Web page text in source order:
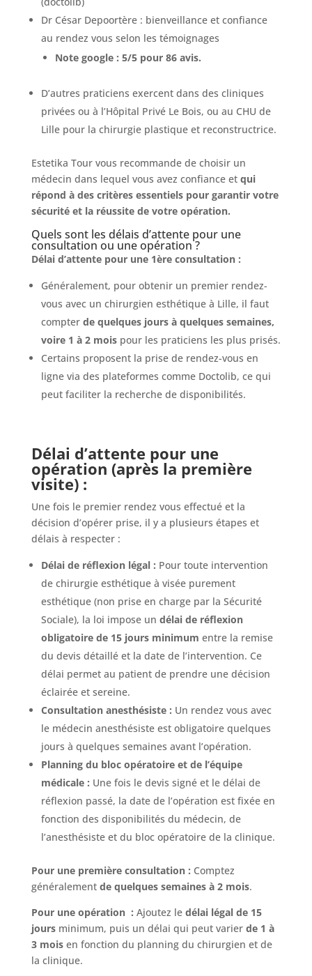
Dr César Depoortère : bienveillance et confiance
au rendez vous selon les témoignages
Note google : 5/5 pour 86 avis.
D’autres praticiens exercent dans des cliniques
privées ou à l’Hôpital Privé Le Bois, ou au CHU de
Lille pour la chirurgie plastique et reconstructrice.
Estetika Tour vous recommande de choisir un
médecin dans lequel vous avez confiance et qui
répond à des critères essentiels pour garantir votre
sécurité et la réussite de votre opération.
Quels sont les délais d’attente pour une
consultation ou une opération ?
Délai d’attente pour une 1ère consultation :
Généralement, pour obtenir un premier rendez-
vous avec un chirurgien esthétique à Lille, il faut
compter de quelques jours à quelques semaines,
voire 1 à 2 moispour les praticiens les plus prisés.
Certains proposent la prise de rendez-vous en
ligne via des plateformes comme Doctolib, ce qui
peut faciliter la recherche de disponibilités.
Délai d’attente pour une
opération (après la première
visite) :
Une fois le premier rendez vous effectué et la
décision d’opérer prise, il y a plusieurs étapes et
délais à respecter :
Délai de réflexion légal : Pour toute intervention
de chirurgie esthétique à visée purement
esthétique (non prise en charge par la Sécurité
Sociale), la loi impose un délai de réflexion
obligatoire de 15 jours minimum entre la remise
du devis détaillé et la date de l’intervention. Ce
délai permet au patient de prendre une décision
éclairée et sereine.
Consultation anesthésiste : Un rendez vous avec
le médecin anesthésiste est obligatoire quelques
jours à quelques semaines avant l’opération.
Planning du bloc opératoire et de l’équipe
médicale : Une fois le devis signé et le délai de
réflexion passé, la date de l’opération est fixée en
fonction des disponibilités du médecin, de
l’anesthésiste et du bloc opératoire de la clinique.
Pour une première consultation : Comptez
généralement de quelques semaines à 2 mois.
Pour une opération : Ajoutez le délai légal de 15
joursminimum, puis un délai qui peut varier de 1 à
3 moisen fonction du planning du chirurgien et de
la clinique.